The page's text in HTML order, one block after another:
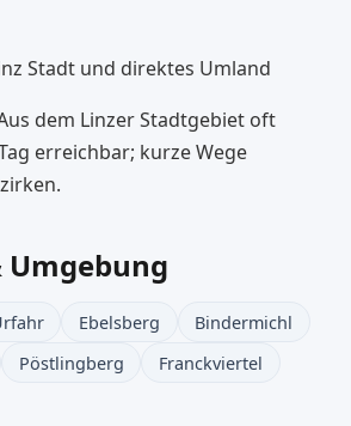
Stadt und direktes Umland
dem Linzer Stadtgebiet oft
erreichbar; kurze Wege
Ebelsberg
Bindermichl
Pöstlingberg Franckviertel